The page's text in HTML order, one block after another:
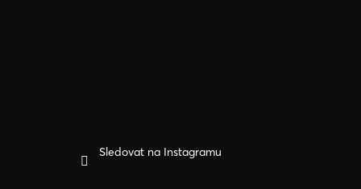
Sledovat na Instagramu